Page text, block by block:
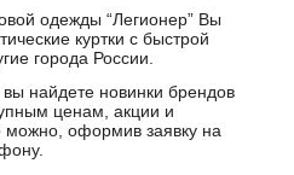
одежды “Легионер” Вы
куртки с быстрой
города России.
вы найдете новинки брендов
ценам, акции и
можно, оформив заявку на